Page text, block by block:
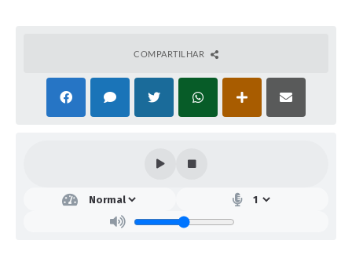
COMPARTILHAR